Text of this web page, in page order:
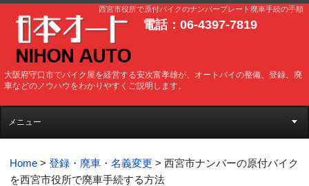
西宮市役所で原付バイクのナンバープレート廃車手続の手順
電話：06-4397-7819
大阪府守口市でバイク屋を経営する安次富孝雄が、オートバイの整備、登録、廃
車などのノウハウをわかりやすくご説明します。
メニュー
Home >登録・廃車・名義変更 >西宮市ナンバーの原付バイク
を西宮市役所で廃車手続する方法